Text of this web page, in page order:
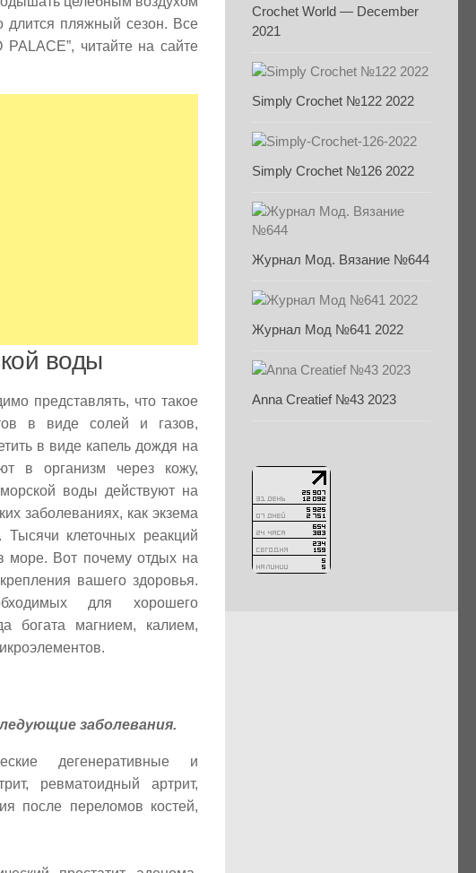
длится пляжный сезон. Все
читайте на сайте
воды
представлять, что такое
в виде солей и газов,
в виде капель дождя на
в организм через кожу,
воды действуют на
заболеваниях, как экзема
клеточных реакций
море. Вот почему отдых на
вашего здоровья.
для хорошего
богата магнием, калием,
заболевания.
дегенеративные и
ревматоидный артрит,
после переломов костей,
Crochet World — December
2021
Simply Crochet №122 2022
Simply Crochet №126 2022
Журнал Мод. Вязание №644
Журнал Мод №641 2022
Anna Creatief №43 2023